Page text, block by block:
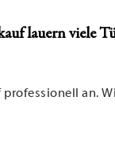
lauern viele
professionell an.